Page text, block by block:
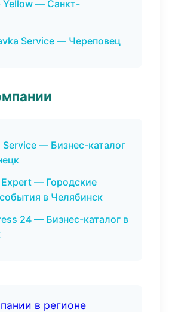
Yellow — Санкт-
Service — Череповец
— Бизнес-каталог
— Городские
в Челябинск
24 — Бизнес-каталог в
в регионе